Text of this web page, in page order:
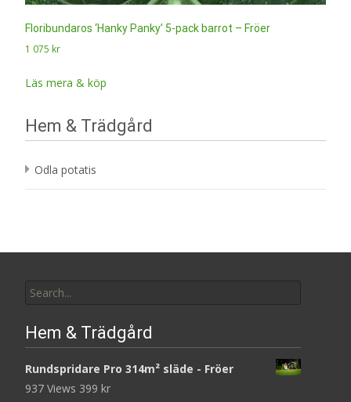
Floribundaros ‘Hanky Panky’ 5-pack barrot – Fröer
1 075 kr
Läs mera & köp
Hem & Trädgård
Odla potatis
for:
Hem & Trädgård
Rundspridare Pro 314m² släde - Fröer
937 Views 399 kr